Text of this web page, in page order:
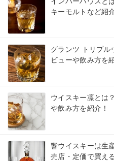
キーモルトなど紹
グランツ トリプル
ビューや飲み方を
ウイスキー凛とは
や飲み方を紹介！
響ウイスキーは生
売店・定価で買え